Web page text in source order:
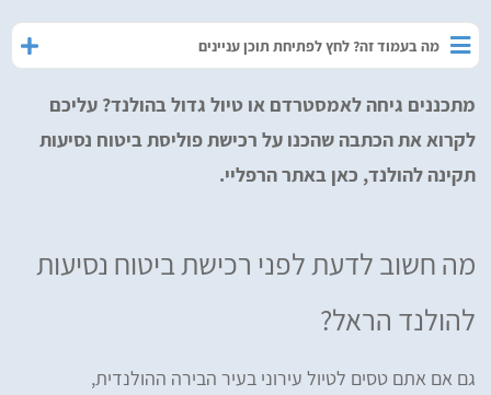
מה בעמוד זה? לחץ לפתיחת תוכן עניינים
מתכננים גיחה לאמסטרדם או טיול גדול בהולנד? עליכם
לקרוא את הכתבה שהכנו על רכישת פוליסת ביטוח נסיעות
תקינה להולנד, כאן באתר הרפליי.
מה חשוב לדעת לפני רכישת ביטוח נסיעות
להולנד הראל?
גם אם אתם טסים לטיול עירוני בעיר הבירה ההולנדית,